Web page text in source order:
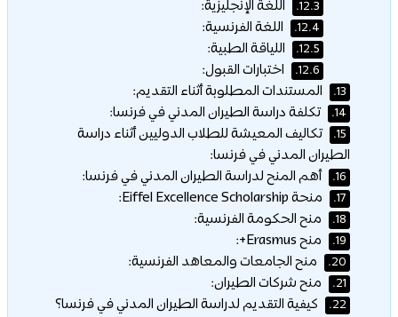
12.3. اللغة الإنجليزية:
12.4. اللغة الفرنسية:
12.5. اللياقة الطبية:
12.6. اختبارات القبول:
13. المستندات المطلوبة أثناء التقديم:
14. تكلفة دراسة الطيران المدني في فرنسا:
15.
تكاليف المعيشة للطلاب الدوليين أثناء دراسة
الطيران المدني في فرنسا:
16. أهم المنح لدراسة الطيران المدني في فرنسا:
17. منحة Eiffel Excellence Scholarship:
18. منح الحكومة الفرنسية:
19. منح Erasmus+:
20. منح الجامعات والمعاهد الفرنسية:
21. منح شركات الطيران:
22. كيفية التقديم لدراسة الطيران المدني في فرنسا؟